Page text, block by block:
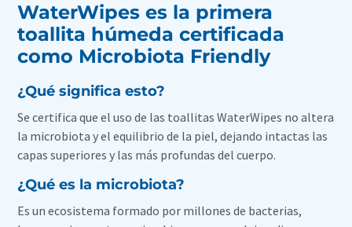
WaterWipes es la primera
toallita húmeda certificada
como Microbiota Friendly
¿Qué significa esto?
Se certifica que el uso de las toallitas WaterWipes no altera
la microbiota y el equilibrio de la piel, dejando intactas las
capas superiores y las más profundas del cuerpo.
¿Qué es la microbiota?
Es un ecosistema formado por millones de bacterias,